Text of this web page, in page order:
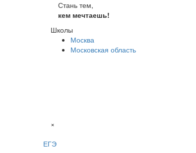
Стань тем,
кем мечтаешь!
Школы
Москва
Московская область
×
ЕГЭ